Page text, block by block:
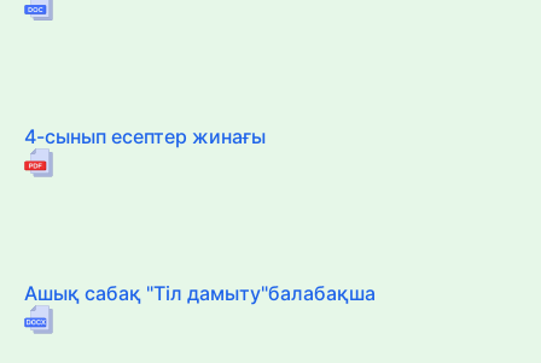
4-сынып есептер жинағы
Ашық сабақ "Тіл дамыту"балабақша